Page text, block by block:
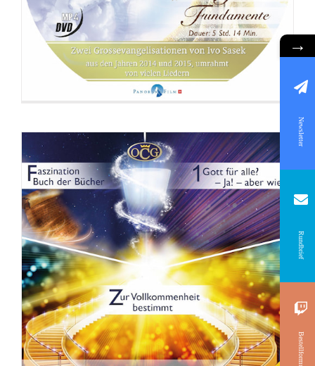
DVD: Ahnungslose töten besser
→
Newsletter
Rundbrief
Bestellformular